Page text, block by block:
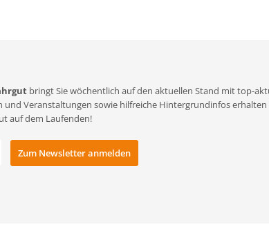
bringt Sie wöchentlich auf den aktuellen Stand mit top-
Veranstaltungen sowie hilfreiche Hintergrundinfos erhalten
auf dem Laufenden!